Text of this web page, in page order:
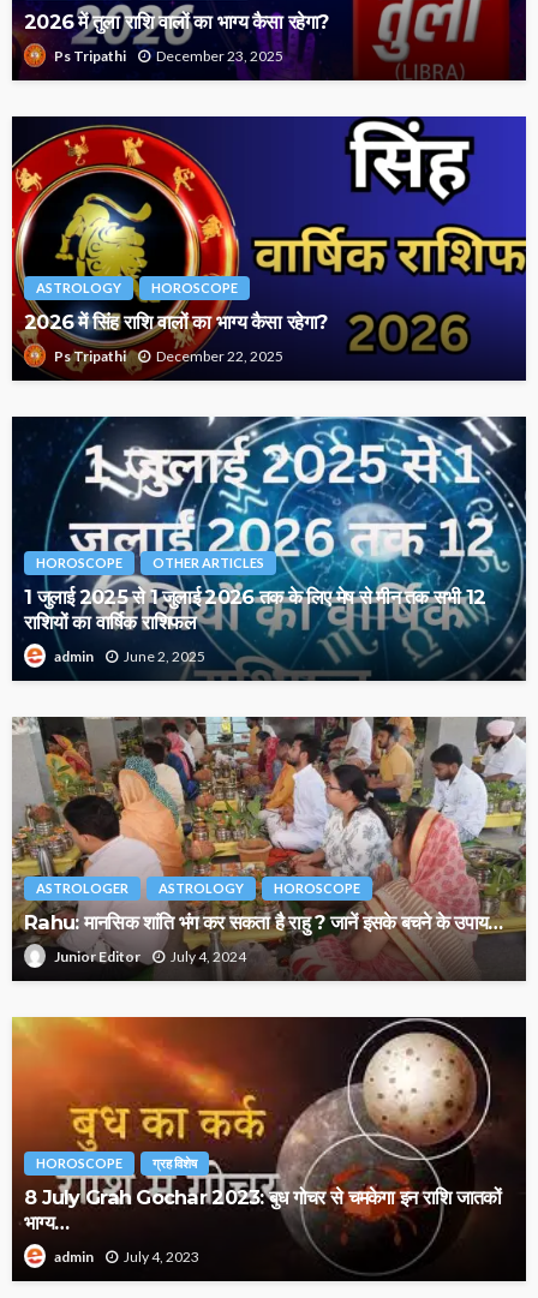
2026 में तुला राशि वालों का भाग्य कैसा रहेगा?
Ps Tripathi December 23, 2025
ASTROLOGY HOROSCOPE
2026 में सिंह राशि वालों का भाग्य कैसा रहेगा?
Ps Tripathi December 22, 2025
HOROSCOPE OTHER ARTICLES
1 जुलाई 2025 से 1 जुलाई 2026 तक के लिए मेष से मीन तक सभी 12
राशियों का वार्षिक राशिफल
admin June 2, 2025
ASTROLOGER ASTROLOGY HOROSCOPE
Rahu: मानसिक शांति भंग कर सकता है राहु ? जानें इसके बचने के उपाय…
Junior Editor July 4, 2024
HOROSCOPE ग्रह विशेष
8 July Grah Gochar 2023: बुध गोचर से चमकेगा इन राशि जातकों
भाग्य…
admin July 4, 2023